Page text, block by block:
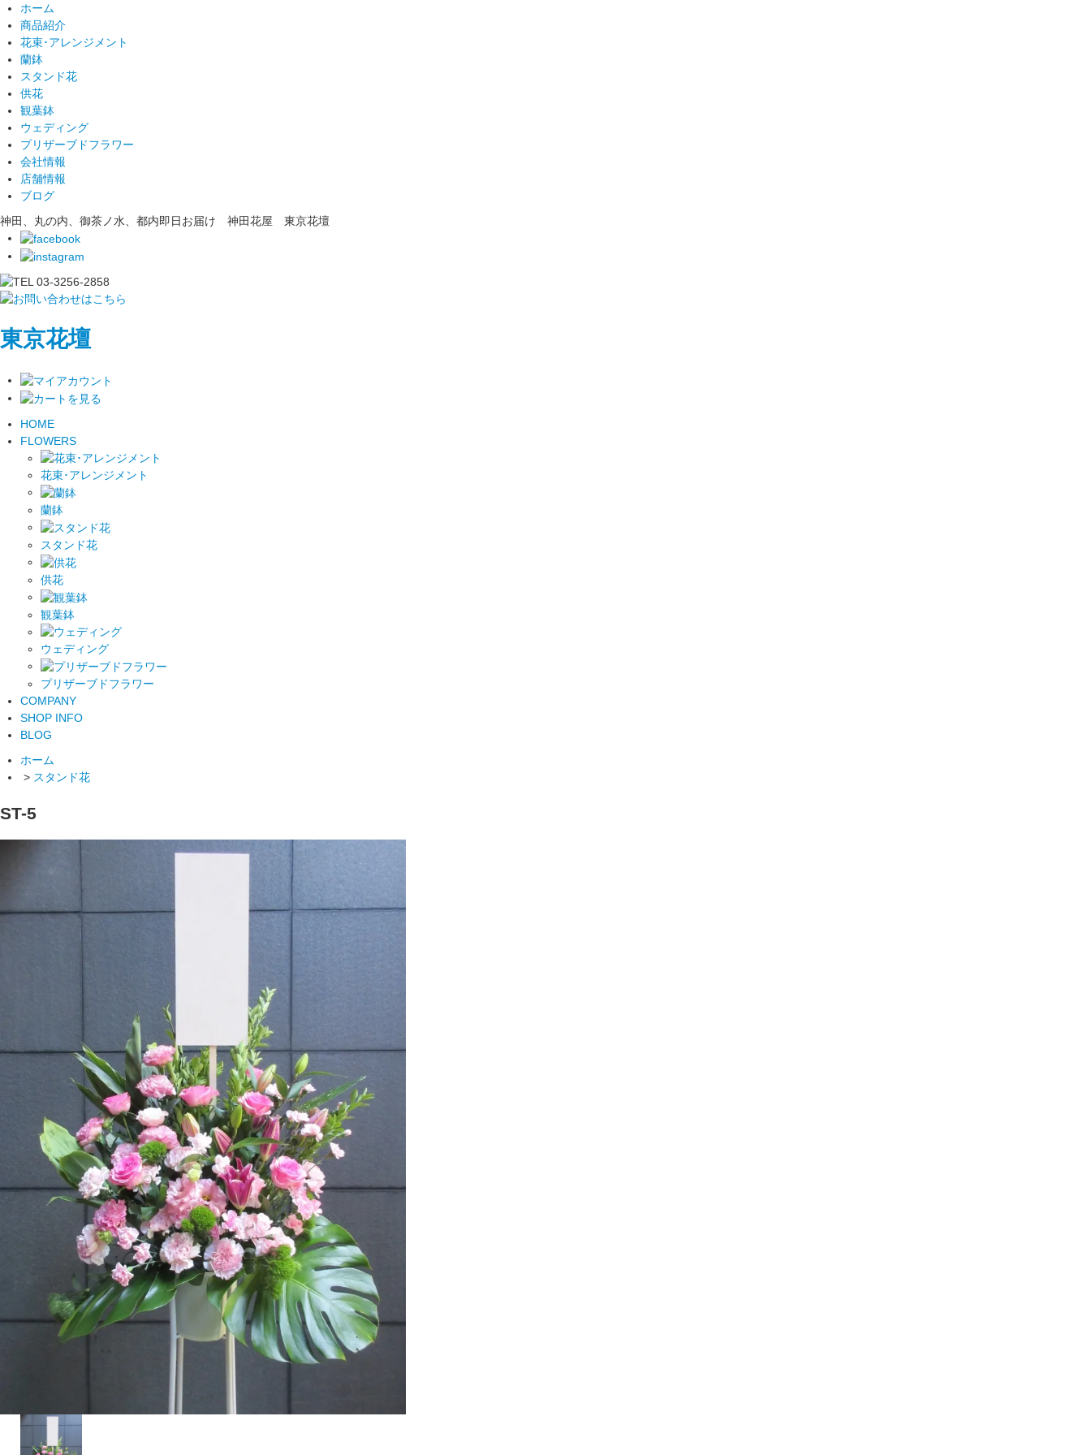
ホーム
商品紹介
花束･アレンジメント
蘭鉢
スタンド花
供花
観葉鉢
ウェディング
プリザーブドフラワー
会社情報
店舗情報
ブログ
神田、丸の内、御茶ノ水、都内即日お届け 神田花屋 東京花壇
東京花壇
HOME
FLOWERS
花束･アレンジメント
蘭鉢
スタンド花
供花
観葉鉢
ウェディング
プリザーブドフラワー
COMPANY
SHOP INFO
BLOG
ホーム
> スタンド花
ST-5